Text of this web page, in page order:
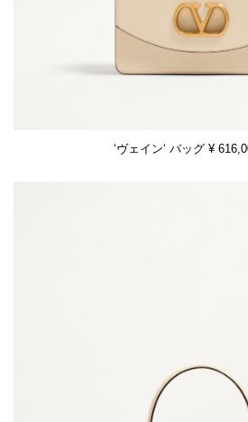
‘ヴェイン‘ バッグ ¥